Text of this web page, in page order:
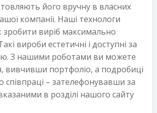
його вручну в власних
компанії. Наші технологи
зробити виріб максимально
вироби естетичні і доступні за
З нашими роботами ви можете
вивчивши портфоліо, а подробиці
співпраці – зателефонувавши за
в розділі нашого сайту